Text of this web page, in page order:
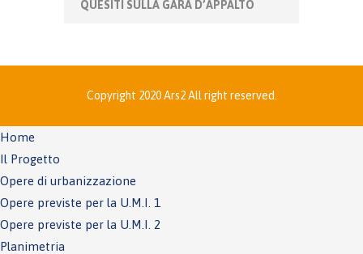
QUESITI SULLA GARA D’APPALTO
Copyright 2020 Ars2 All right reserved.
Home
Il Progetto
Opere di urbanizzazione
Opere previste per la U.M.I. 1
Opere previste per la U.M.I. 2
Planimetria